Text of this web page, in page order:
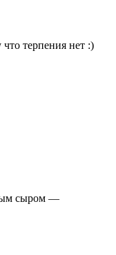
терпения нет :)
сыром —